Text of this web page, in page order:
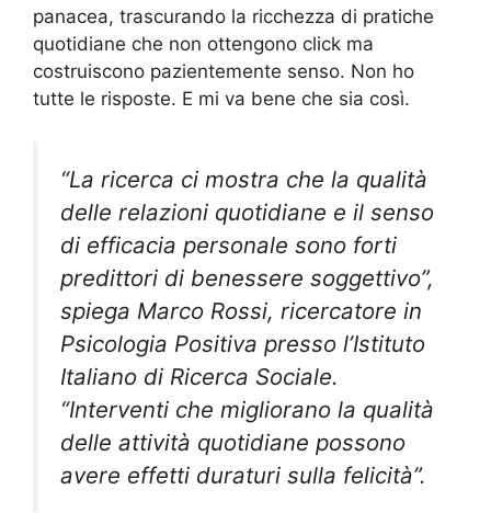
panacea, trascurando la ricchezza di pratiche
quotidiane che non ottengono click ma
costruiscono pazientemente senso. Non ho
tutte le risposte. E mi va bene che sia così.
“La ricerca ci mostra che la qualità
delle relazioni quotidiane e il senso
di efficacia personale sono forti
predittori di benessere soggettivo”,
spiega Marco Rossi, ricercatore in
Psicologia Positiva presso l’Istituto
Italiano di Ricerca Sociale.
“Interventi che migliorano la qualità
delle attività quotidiane possono
avere effetti duraturi sulla felicità”.